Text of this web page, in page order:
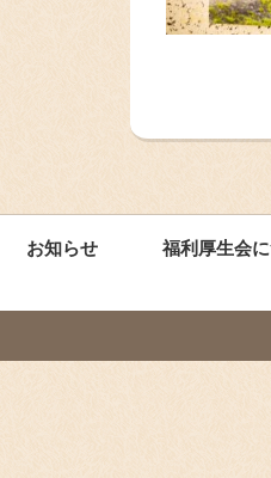
お知らせ 福利厚生会